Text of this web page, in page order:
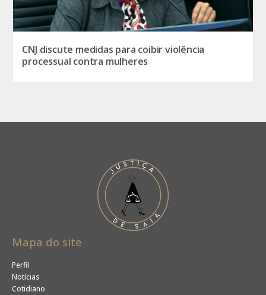
CNJ discute medidas para coibir violência
processual contra mulheres
Mapa do site
Perfil
Notícias
Cotidiano